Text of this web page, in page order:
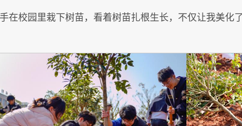
在校园里栽下树苗，看着树苗扎根生长，不仅让我美